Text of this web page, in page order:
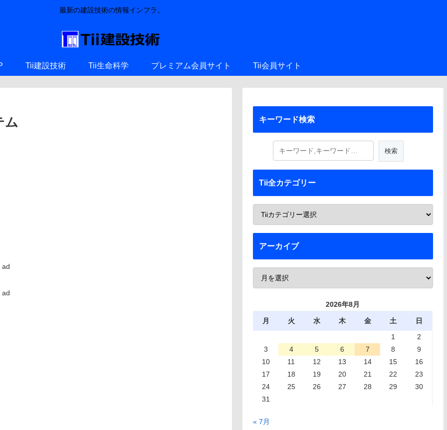
最新の建設技術の情報インフラ。
Tii建設技術 Tii生命科学 プレミアム会員サイト Tii会員サイト
ム
ad
ad
キーワード検索
Tii全カテゴリー
アーカイブ
2026年8月
月 火 水 木 金 土
日
1
2
3
4 5 6 7 8
9
10
11 12 13 14 15
16
17
18 19 20 21 22
23
24
25 26 27 28 29
30
31
« 7月